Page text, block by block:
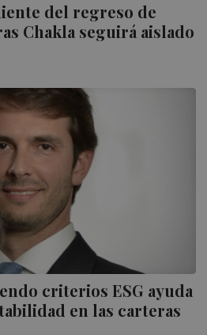
del regreso de
Chakla seguirá aislado
criterios ESG ayuda
en las carteras